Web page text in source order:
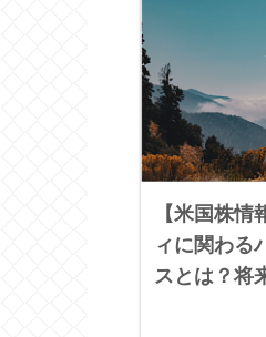
【米国株
ィに関わる
スとは？将